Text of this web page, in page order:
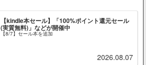
【kindle本セール】「100%ポイント還元セール
(実質無料)」などが開催中
【8/7】セール本を追加
2026.08.07